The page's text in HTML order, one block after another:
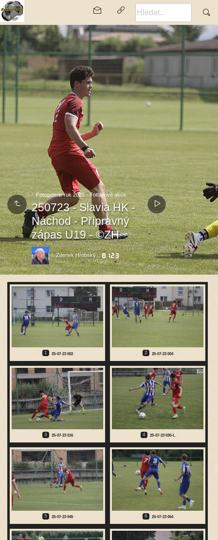
Fotogalerie rok 2025 - Fotbalové akce
250723 - Slavia HK -
Náchod - Přípravný
zápas U19 - ©ZH
© Zdenek Hrobský
1 25-07-23 002 2 25-07-23 004
3 25-07-23 016 4 25-07-23 030-L
5 25-07-23 045 6 25-07-23 064